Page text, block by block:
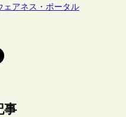
ェアネス・ポータル
事